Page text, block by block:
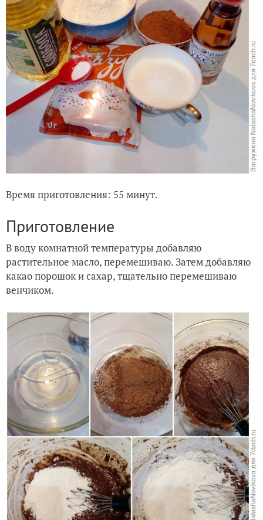
Время приготовления: 55 минут.
Приготовление
В воду комнатной температуры добавляю
растительное масло, перемешиваю. Затем добавляю
какао порошок и сахар, тщательно перемешиваю
венчиком.